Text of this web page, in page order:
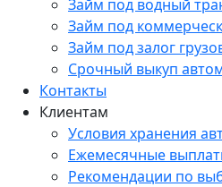
Займ под водный
Займ под
Займ под залог
Срочный выкуп
Контакты
Клиентам
Условия хранения
Ежемесячные
Рекомендации по